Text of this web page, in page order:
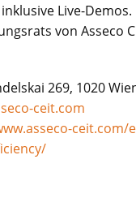
Live-
von Asseco
269, 1020
ceit.com